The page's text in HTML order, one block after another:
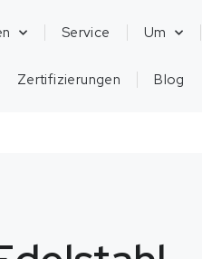
Service Um
Zertifizierungen Blog